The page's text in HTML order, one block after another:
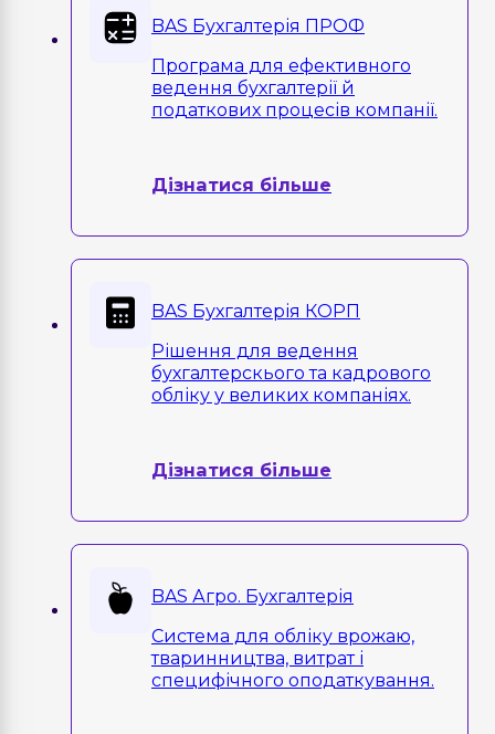
BAS Бухгалтерія ПРОФ
Програма для ефективного
ведення бухгалтерії й
податкових процесів компанії.
Дізнатися більше
BAS Бухгалтерія КОРП
Рішення для ведення
бухгалтерскього та кадрового
обліку у великих компаніях.
Дізнатися більше
BAS Агро. Бухгалтерія
Система для обліку врожаю,
тваринництва, витрат і
специфічного оподаткування.